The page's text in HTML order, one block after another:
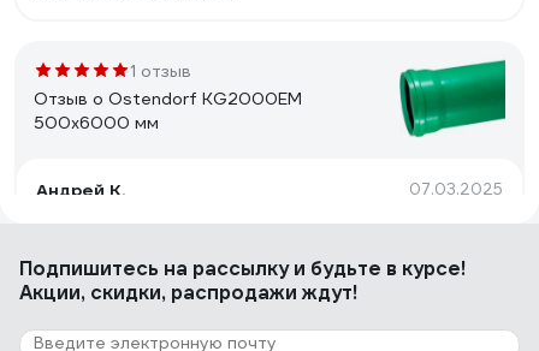
1 отзыв
Отзыв о Ostendorf KG2000EM
500x6000 мм
Андрей К. 07.03.2025
Адекватная цена.
25 отзывов
Отзыв о Ostendorf 110х2000 мм
Подпишитесь на рассылкуи будьте в курсе!
Акции, скидки, распродажи ждут!